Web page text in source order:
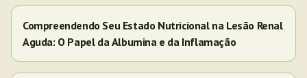
Compreendendo Seu Estado Nutricional na Lesão Renal
Aguda: O Papel da Albumina e da Inflamação